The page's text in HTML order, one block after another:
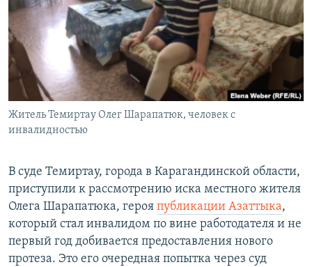
Житель Темиртау Олег Шарапатюк, человек с
инвалидностью
В суде Темиртау, города в Карагандинской области,
приступили к рассмотрению иска местного жителя
Олега Шарапатюка, героя публикации Азаттыка,
который стал инвалидом по вине работодателя и не
первый год добивается предоставления нового
протеза. Это его очередная попытка через суд